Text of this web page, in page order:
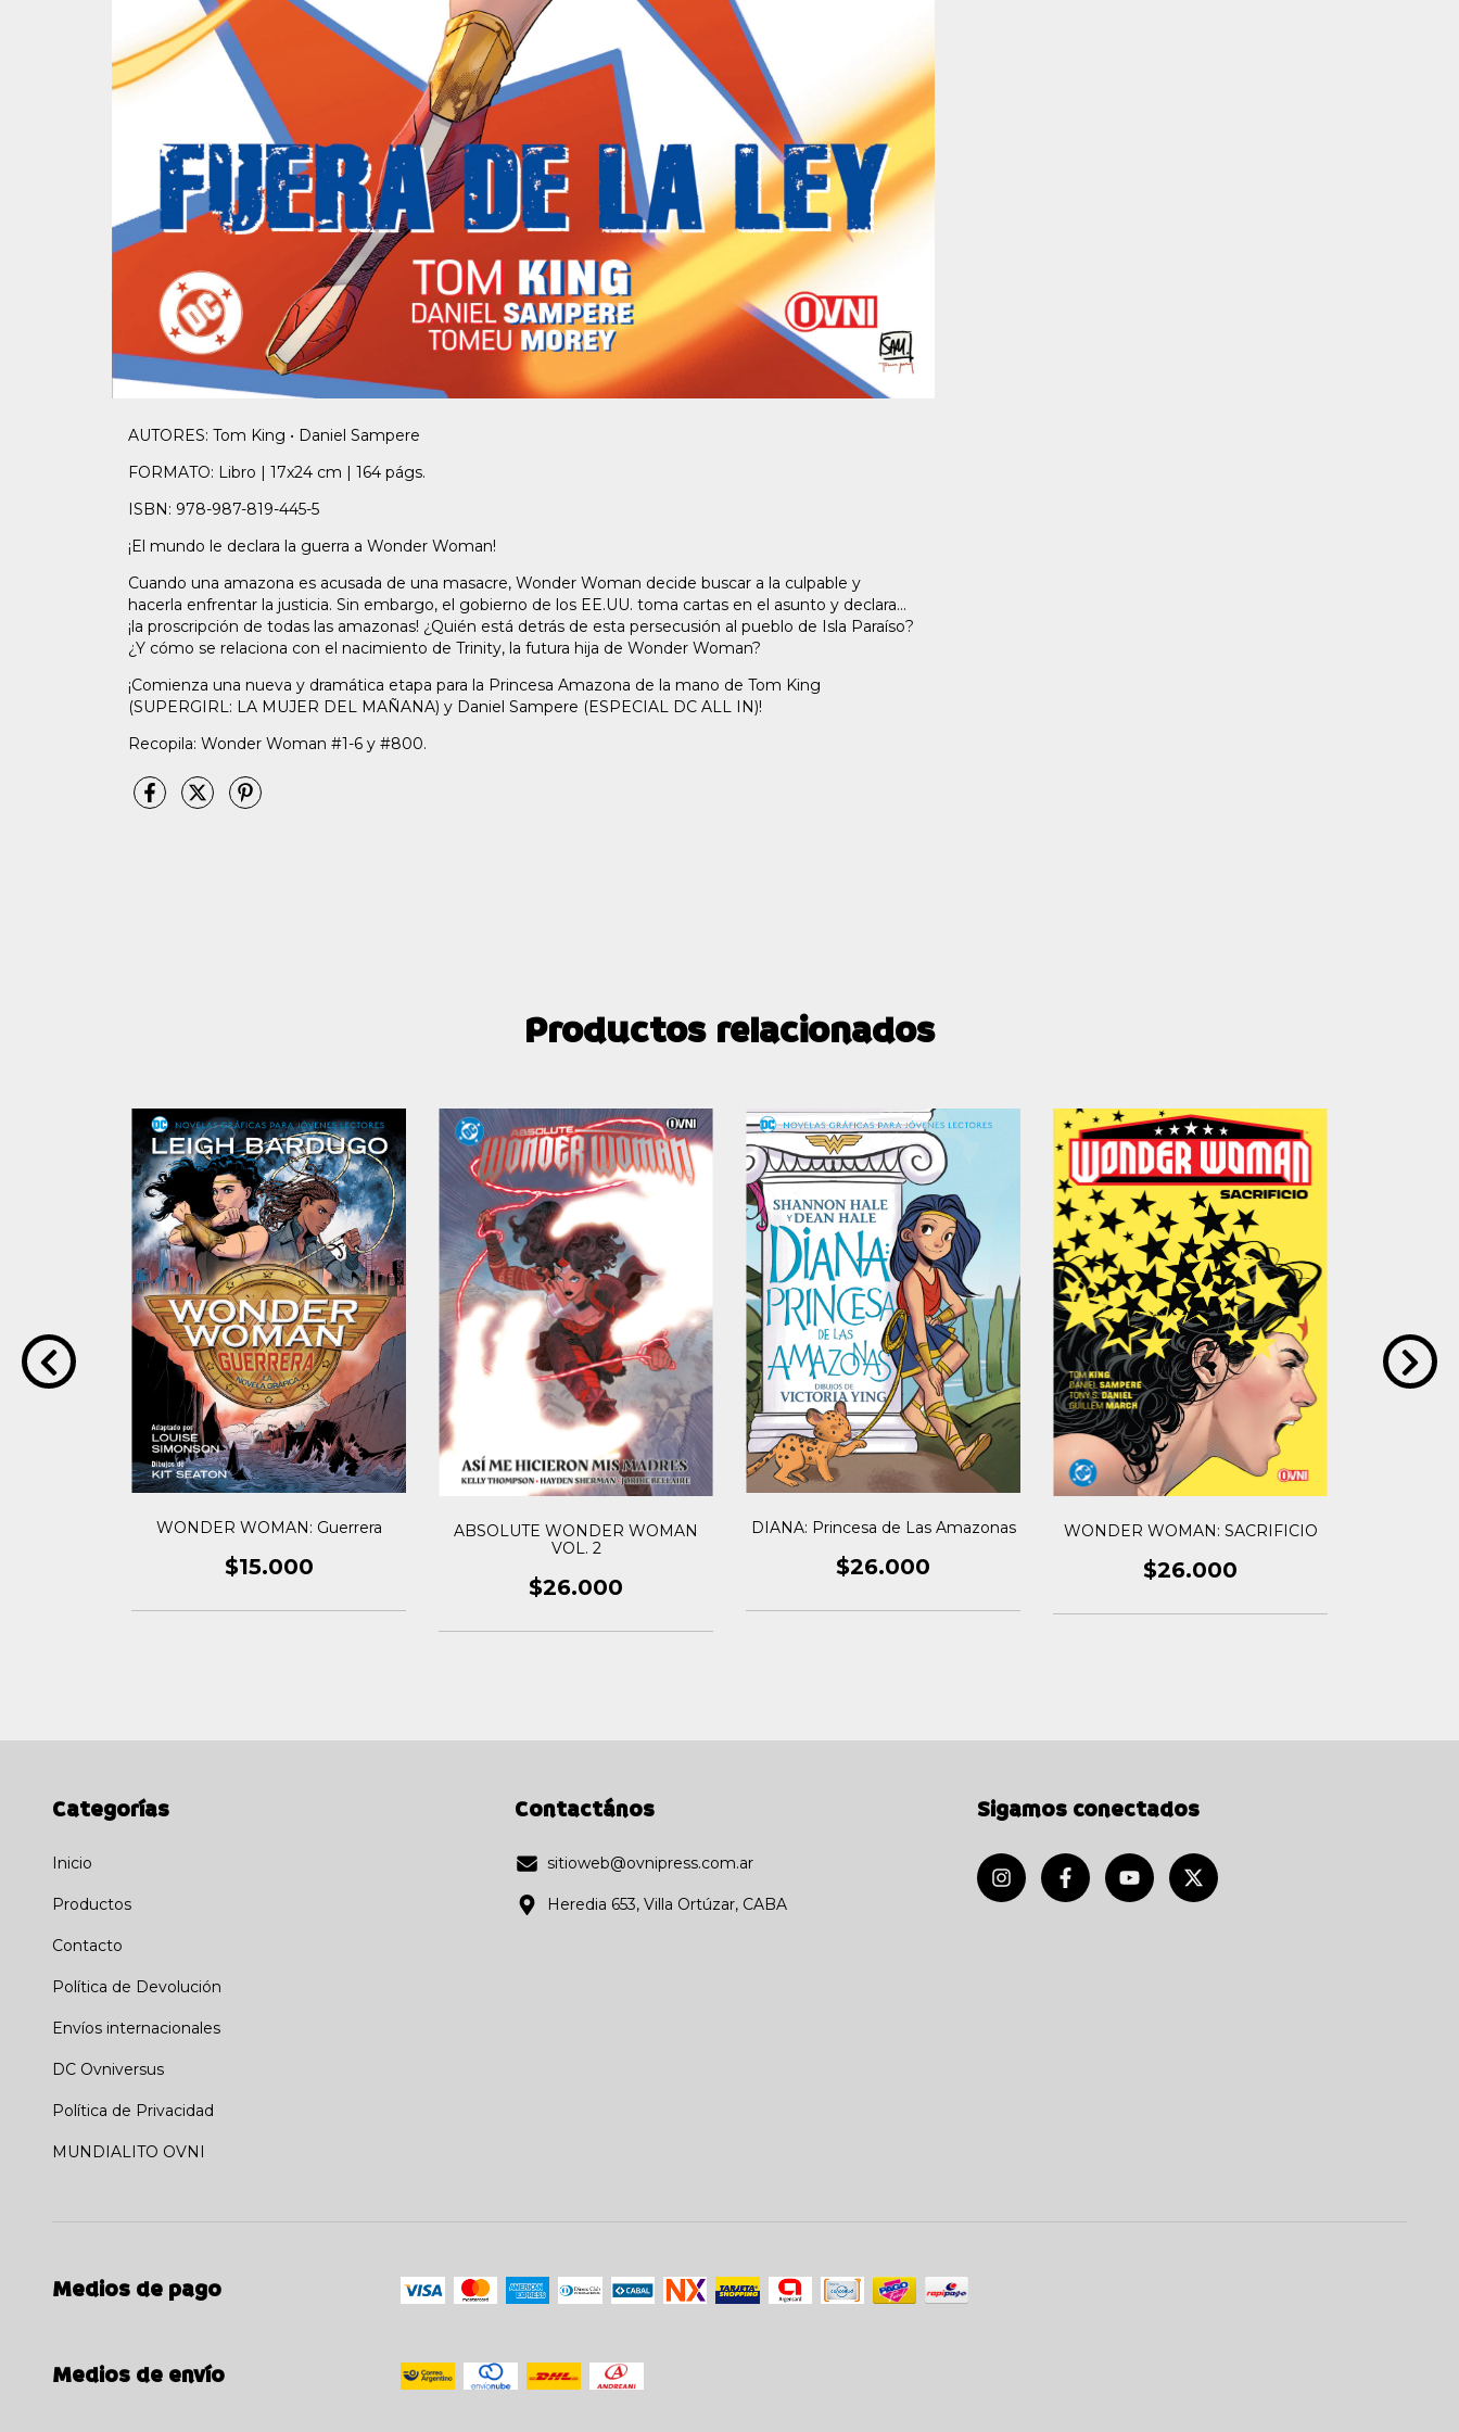
AUTORES: Tom King • Daniel Sampere
FORMATO: Libro | 17x24 cm | 164 págs.
ISBN: 978-987-819-445-5
¡El mundo le declara la guerra a Wonder Woman!
Cuando una amazona es acusada de una masacre, Wonder Woman decide buscar a la culpable y
hacerla enfrentar la justicia. Sin embargo, el gobierno de los EE.UU. toma cartas en el asunto y declara...
¡la proscripción de todas las amazonas! ¿Quién está detrás de esta persecusión al pueblo de Isla Paraíso?
¿Y cómo se relaciona con el nacimiento de Trinity, la futura hija de Wonder Woman?
¡Comienza una nueva y dramática etapa para la Princesa Amazona de la mano de Tom King
(SUPERGIRL: LA MUJER DEL MAÑANA) y Daniel Sampere (ESPECIAL DC ALL IN)!
Recopila: Wonder Woman #1-6 y #800.
Productos relacionados
WONDER WOMAN: Guerrera
$15.000
ABSOLUTE WONDER WOMAN
VOL. 2
$26.000
DIANA: Princesa de Las Amazonas
$26.000
WONDER WOMAN: SACRIFICIO
$26.000
Categorías
Inicio
Productos
Contacto
Política de Devolución
Envíos internacionales
DC Ovniversus
Política de Privacidad
MUNDIALITO OVNI
Contactános
sitioweb@ovnipress.com.ar
Heredia 653, Villa Ortúzar, CABA
Sigamos conectados
Medios de pago
Medios de envío